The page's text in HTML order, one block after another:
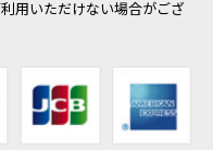
用いただけない場合がござ